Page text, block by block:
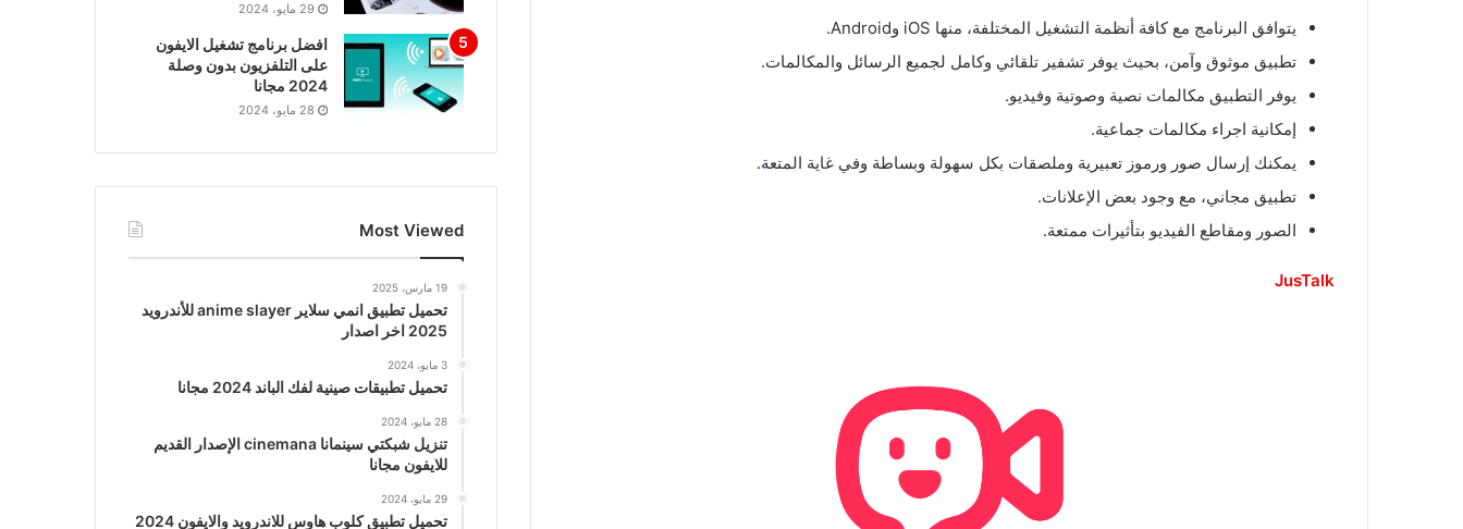
يتوافق البرنامج مع كافة أنظمة التشغيل المختلفة، منها iOS وAndroid.
تطبيق موثوق وآمن، بحيث يوفر تشفير تلقائي وكامل لجميع الرسائل والمكالمات.
يوفر التطبيق مكالمات نصية وصوتية وفيديو.
إمكانية اجراء مكالمات جماعية.
يمكنك إرسال صور ورموز تعبيرية وملصقات بكل سهولة وبساطة وفي غاية المتعة.
تطبيق مجاني، مع وجود بعض الإعلانات.
الصور ومقاطع الفيديو بتأثيرات ممتعة.
JusTalk
29 مايو، 2024
افضل برنامج تشغيل الايفون
على التلفزيون بدون وصلة
2024 مجانا
28 مايو، 2024
Most Viewed
19 مارس، 2025
تحميل تطبيق انمي سلاير anime slayer للأندرويد
2025 اخر اصدار
3 مايو، 2024
تحميل تطبيقات صينية لفك الباند 2024 مجانا
28 مايو، 2024
تنزيل شبكتي سينمانا cinemana الإصدار القديم
للايفون مجانا
29 مايو، 2024
تحميل تطبيق كلوب هاوس للاندرويد والايفون 2024